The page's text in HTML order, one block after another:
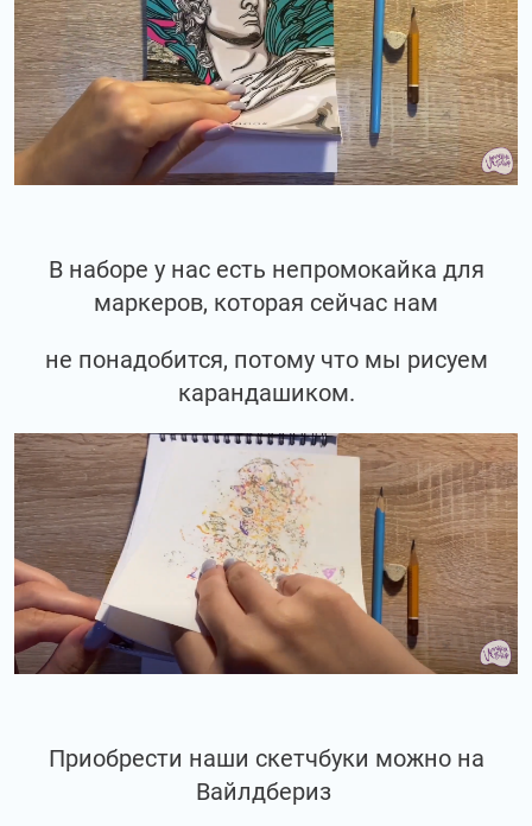
В наборе у нас есть непромокайка для
маркеров, которая сейчас нам
не понадобится, потому что мы рисуем
карандашиком.
Приобрести наши скетчбуки можно на
Вайлдбериз